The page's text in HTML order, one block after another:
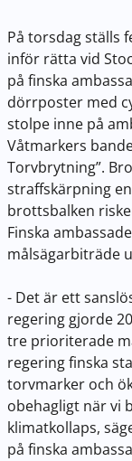
På torsdag ställs
inför rätta vid
på finska
dörrposter med
stolpe inne på
Våtmarkers
Torvbrytning”.
straffskärpning
brottsbalken
Finska
målsägarbiträde
- Det är ett
regering gjorde
tre prioriterade
regering finska
torvmarker och
obehagligt när vi
klimatkollaps,
på finska